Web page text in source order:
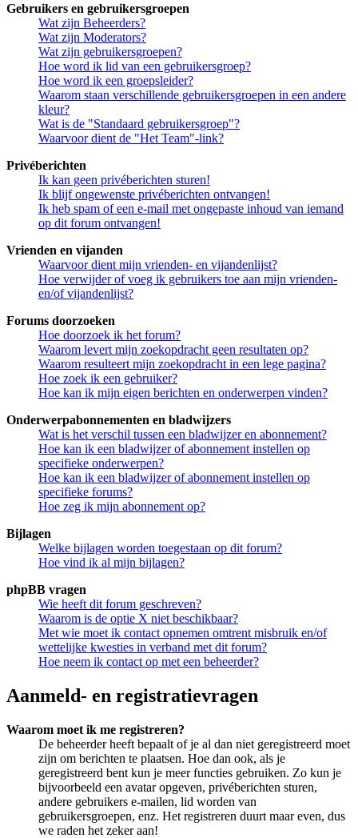
Gebruikers en gebruikersgroepen
Wat zijn Beheerders?
Wat zijn Moderators?
Wat zijn gebruikersgroepen?
Hoe word ik lid van een gebruikersgroep?
Hoe word ik een groepsleider?
Waarom staan verschillende gebruikersgroepen in een andere
kleur?
Wat is de "Standaard gebruikersgroep"?
Waarvoor dient de "Het Team"-link?
Privéberichten
Ik kan geen privéberichten sturen!
Ik blijf ongewenste privéberichten ontvangen!
Ik heb spam of een e-mail met ongepaste inhoud van iemand
op dit forum ontvangen!
Vrienden en vijanden
Waarvoor dient mijn vrienden- en vijandenlijst?
Hoe verwijder of voeg ik gebruikers toe aan mijn vrienden-
en/of vijandenlijst?
Forums doorzoeken
Hoe doorzoek ik het forum?
Waarom levert mijn zoekopdracht geen resultaten op?
Waarom resulteert mijn zoekopdracht in een lege pagina?
Hoe zoek ik een gebruiker?
Hoe kan ik mijn eigen berichten en onderwerpen vinden?
Onderwerpabonnementen en bladwijzers
Wat is het verschil tussen een bladwijzer en abonnement?
Hoe kan ik een bladwijzer of abonnement instellen op
specifieke onderwerpen?
Hoe kan ik een bladwijzer of abonnement instellen op
specifieke forums?
Hoe zeg ik mijn abonnement op?
Bijlagen
Welke bijlagen worden toegestaan op dit forum?
Hoe vind ik al mijn bijlagen?
phpBB vragen
Wie heeft dit forum geschreven?
Waarom is de optie X niet beschikbaar?
Met wie moet ik contact opnemen omtrent misbruik en/of
wettelijke kwesties in verband met dit forum?
Hoe neem ik contact op met een beheerder?
Aanmeld- en registratievragen
Waarom moet ik me registreren?
De beheerder heeft bepaalt of je al dan niet geregistreerd moet
zijn om berichten te plaatsen. Hoe dan ook, als je
geregistreerd bent kun je meer functies gebruiken. Zo kun je
bijvoorbeeld een avatar opgeven, privéberichten sturen,
andere gebruikers e-mailen, lid worden van
gebruikersgroepen, enz. Het registreren duurt maar even, dus
we raden het zeker aan!